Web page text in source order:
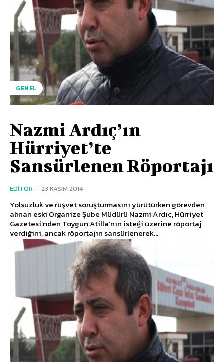
GENEL
Nazmi Ardıç’ın
Hürriyet’te
Sansürlenen Röportajı
EDITÖR - 23 KASIM 2014
Yolsuzluk ve rüşvet soruşturmasını yürütürken görevden
alınan eski Organize Şube Müdürü Nazmi Ardıç, Hürriyet
Gazetesi’nden Toygun Atilla’nın isteği üzerine röportaj
verdiğini, ancak röportajın sansürlenerek...